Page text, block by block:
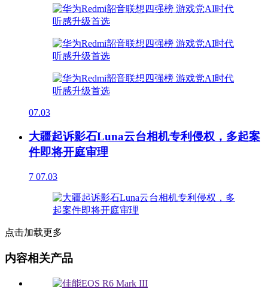
07.03
大疆起诉影石Luna云台相机专利侵权，多起案
件即将开庭审理
7 07.03
点击加载更多
内容相关产品